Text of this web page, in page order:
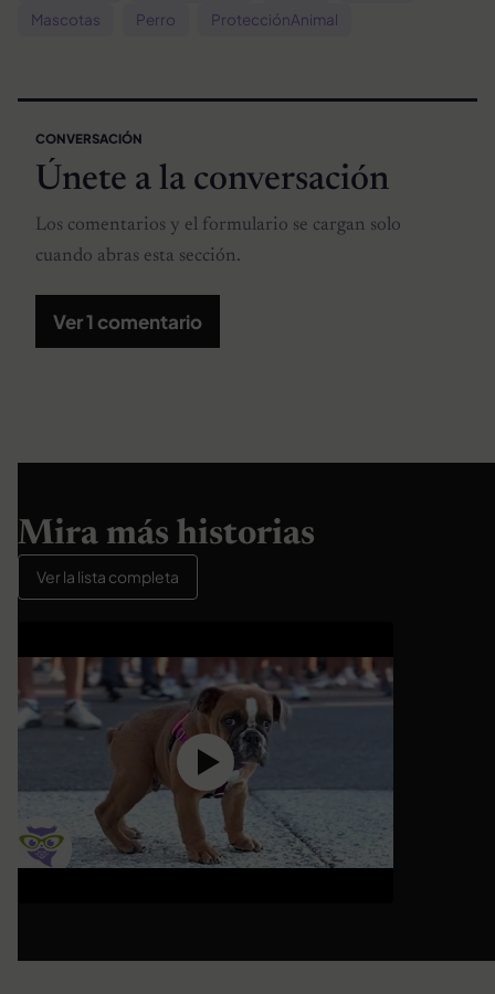
Mascotas Perro ProtecciónAnimal
CONVERSACIÓN
Únete a la conversación
Los comentarios y el formulario se cargan solo
cuando abras esta sección.
Ver 1 comentario
Mira más historias
Ver la lista completa